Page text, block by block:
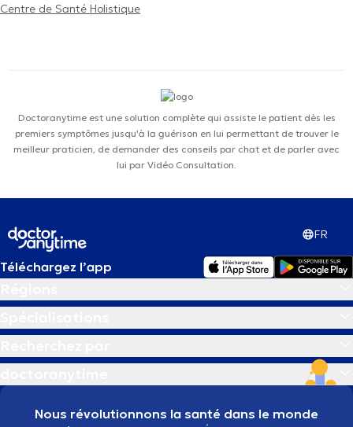
Centre de Santé Holistique
Doctoranytime est une solution complète qui assiste le patient dès les
premiers symptômes jusqu'à la guérison en lui permettant de trouver le
meilleur praticien, de demander des conseils par chat et de parler avec
lui par Vidéo Consultation.
FR
Téléchargez l’app
Nous révolutionnons la santé dans le monde